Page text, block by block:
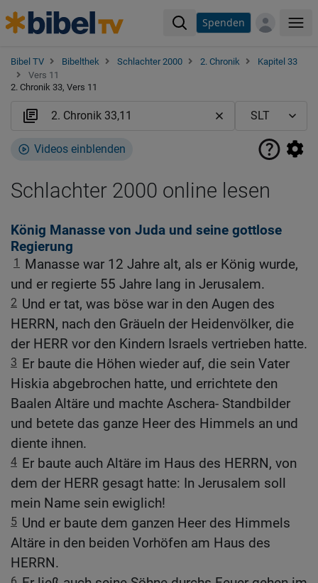
Spenden
Bibel TV Bibelthek Schlachter 2000 2. Chronik
Kapitel 33
Vers 11
2. Chronik 33, Vers 11
Videos einblenden
Schlachter 2000 online lesen
König Manasse von Juda und seine gottlose
Regierung
1
Manasse war 12 Jahre alt, als er König wurde,
und er regierte 55 Jahre lang in Jerusalem.
2 Und er tat, was böse war in den Augen des
HERRN, nach den Gräueln der Heidenvölker, die
der HERR vor den Kindern Israels vertrieben hatte.
3 Er baute die Höhen wieder auf, die sein Vater
Hiskia abgebrochen hatte, und errichtete den
Baalen Altäre und machte Aschera- Standbilder
und betete das ganze Heer des Himmels an und
diente ihnen.
4 Er baute auch Altäre im Haus des HERRN, von
dem der HERR gesagt hatte: In Jerusalem soll
mein Name sein ewiglich!
5 Und er baute dem ganzen Heer des Himmels
Altäre in den beiden Vorhöfen am Haus des
HERRN.